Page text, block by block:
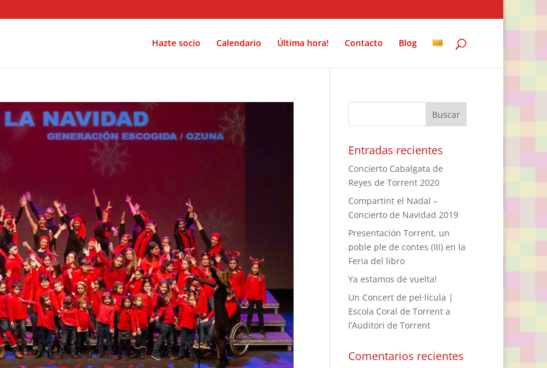
Hazte socio Calendario Última hora! Contacto Blog
Entradas recientes
Concierto Cabalgata de
Reyes de Torrent 2020
Compartint el Nadal –
Concierto de Navidad 2019
Presentación Torrent, un
poble ple de contes (III) en la
Feria del libro
Ya estamos de vuelta!
Un Concert de pel·lícula |
Escola Coral de Torrent a
l’Auditori de Torrent
Comentarios recientes